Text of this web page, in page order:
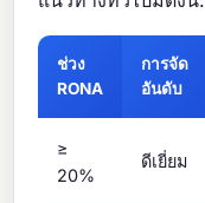
ช่วง
RONA
การจัด
อันดับ
≥
20%
ดีเยี่ยม